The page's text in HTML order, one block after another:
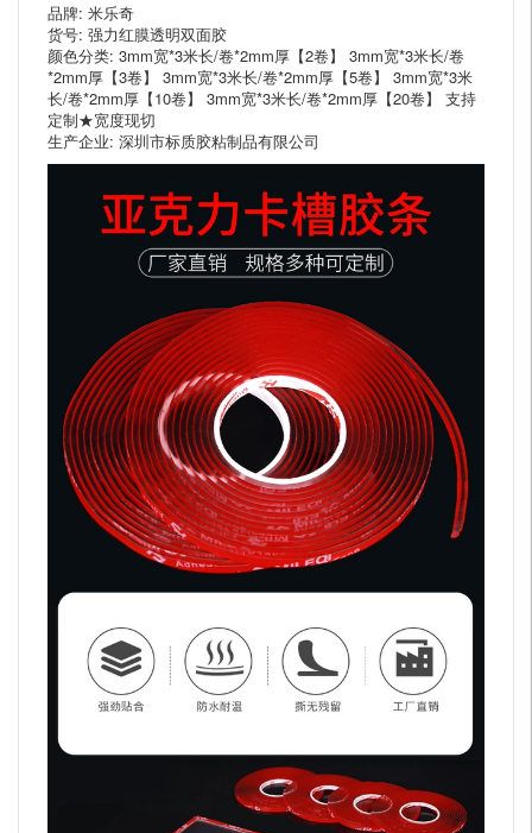
品牌: 米乐奇
货号: 强力红膜透明双面胶
颜色分类: 3mm宽*3米长/卷*2mm厚【2卷】 3mm宽*3米长/卷
*2mm厚【3卷】 3mm宽*3米长/卷*2mm厚【5卷】 3mm宽*3米
长/卷*2mm厚【10卷】 3mm宽*3米长/卷*2mm厚【20卷】 支持
定制★宽度现切
生产企业: 深圳市标质胶粘制品有限公司